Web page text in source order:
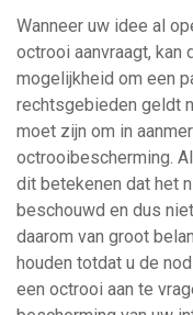
Wanneer uw idee al
octrooi aanvraagt, kan
mogelijkheid om een
rechtsgebieden geldt
moet zijn om in
octrooibescherming.
dit betekenen dat het
beschouwd en dus
daarom van groot
houden totdat u de
een octrooi aan te